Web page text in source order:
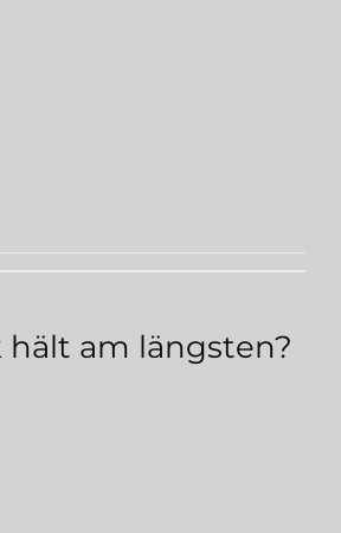
hält am längsten?